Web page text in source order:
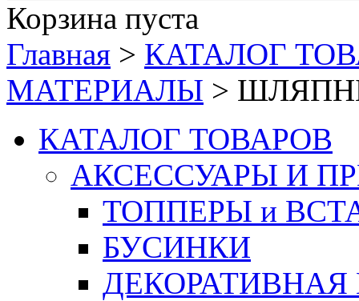
Корзина пуста
Главная > КАТАЛОГ
МАТЕРИАЛЫ >
КАТАЛОГ ТОВАРОВ
АКСЕССУАРЫ И
ТОППЕРЫ и
БУСИНКИ
ДЕКОРАТИВНАЯ